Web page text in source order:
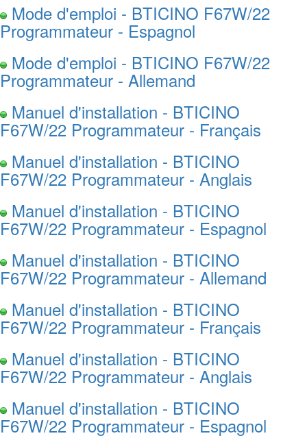
Mode d'emploi - BTICINO F67W/22
Programmateur - Espagnol
Mode d'emploi - BTICINO F67W/22
Programmateur - Allemand
Manuel d'installation - BTICINO
F67W/22 Programmateur - Français
Manuel d'installation - BTICINO
F67W/22 Programmateur - Anglais
Manuel d'installation - BTICINO
F67W/22 Programmateur - Espagnol
Manuel d'installation - BTICINO
F67W/22 Programmateur - Allemand
Manuel d'installation - BTICINO
F67W/22 Programmateur - Français
Manuel d'installation - BTICINO
F67W/22 Programmateur - Anglais
Manuel d'installation - BTICINO
F67W/22 Programmateur - Espagnol